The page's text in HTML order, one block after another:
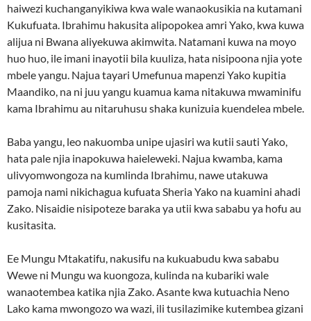
haiwezi kuchanganyikiwa kwa wale wanaokusikia na kutamani
Kukufuata. Ibrahimu hakusita alipopokea amri Yako, kwa kuwa
alijua ni Bwana aliyekuwa akimwita. Natamani kuwa na moyo
huo huo, ile imani inayotii bila kuuliza, hata nisipoona njia yote
mbele yangu. Najua tayari Umefunua mapenzi Yako kupitia
Maandiko, na ni juu yangu kuamua kama nitakuwa mwaminifu
kama Ibrahimu au nitaruhusu shaka kunizuia kuendelea mbele.
Baba yangu, leo nakuomba unipe ujasiri wa kutii sauti Yako,
hata pale njia inapokuwa haieleweki. Najua kwamba, kama
ulivyomwongoza na kumlinda Ibrahimu, nawe utakuwa
pamoja nami nikichagua kufuata Sheria Yako na kuamini ahadi
Zako. Nisaidie nisipoteze baraka ya utii kwa sababu ya hofu au
kusitasita.
Ee Mungu Mtakatifu, nakusifu na kukuabudu kwa sababu
Wewe ni Mungu wa kuongoza, kulinda na kubariki wale
wanaotembea katika njia Zako. Asante kwa kutuachia Neno
Lako kama mwongozo wa wazi, ili tusilazimike kutembea gizani